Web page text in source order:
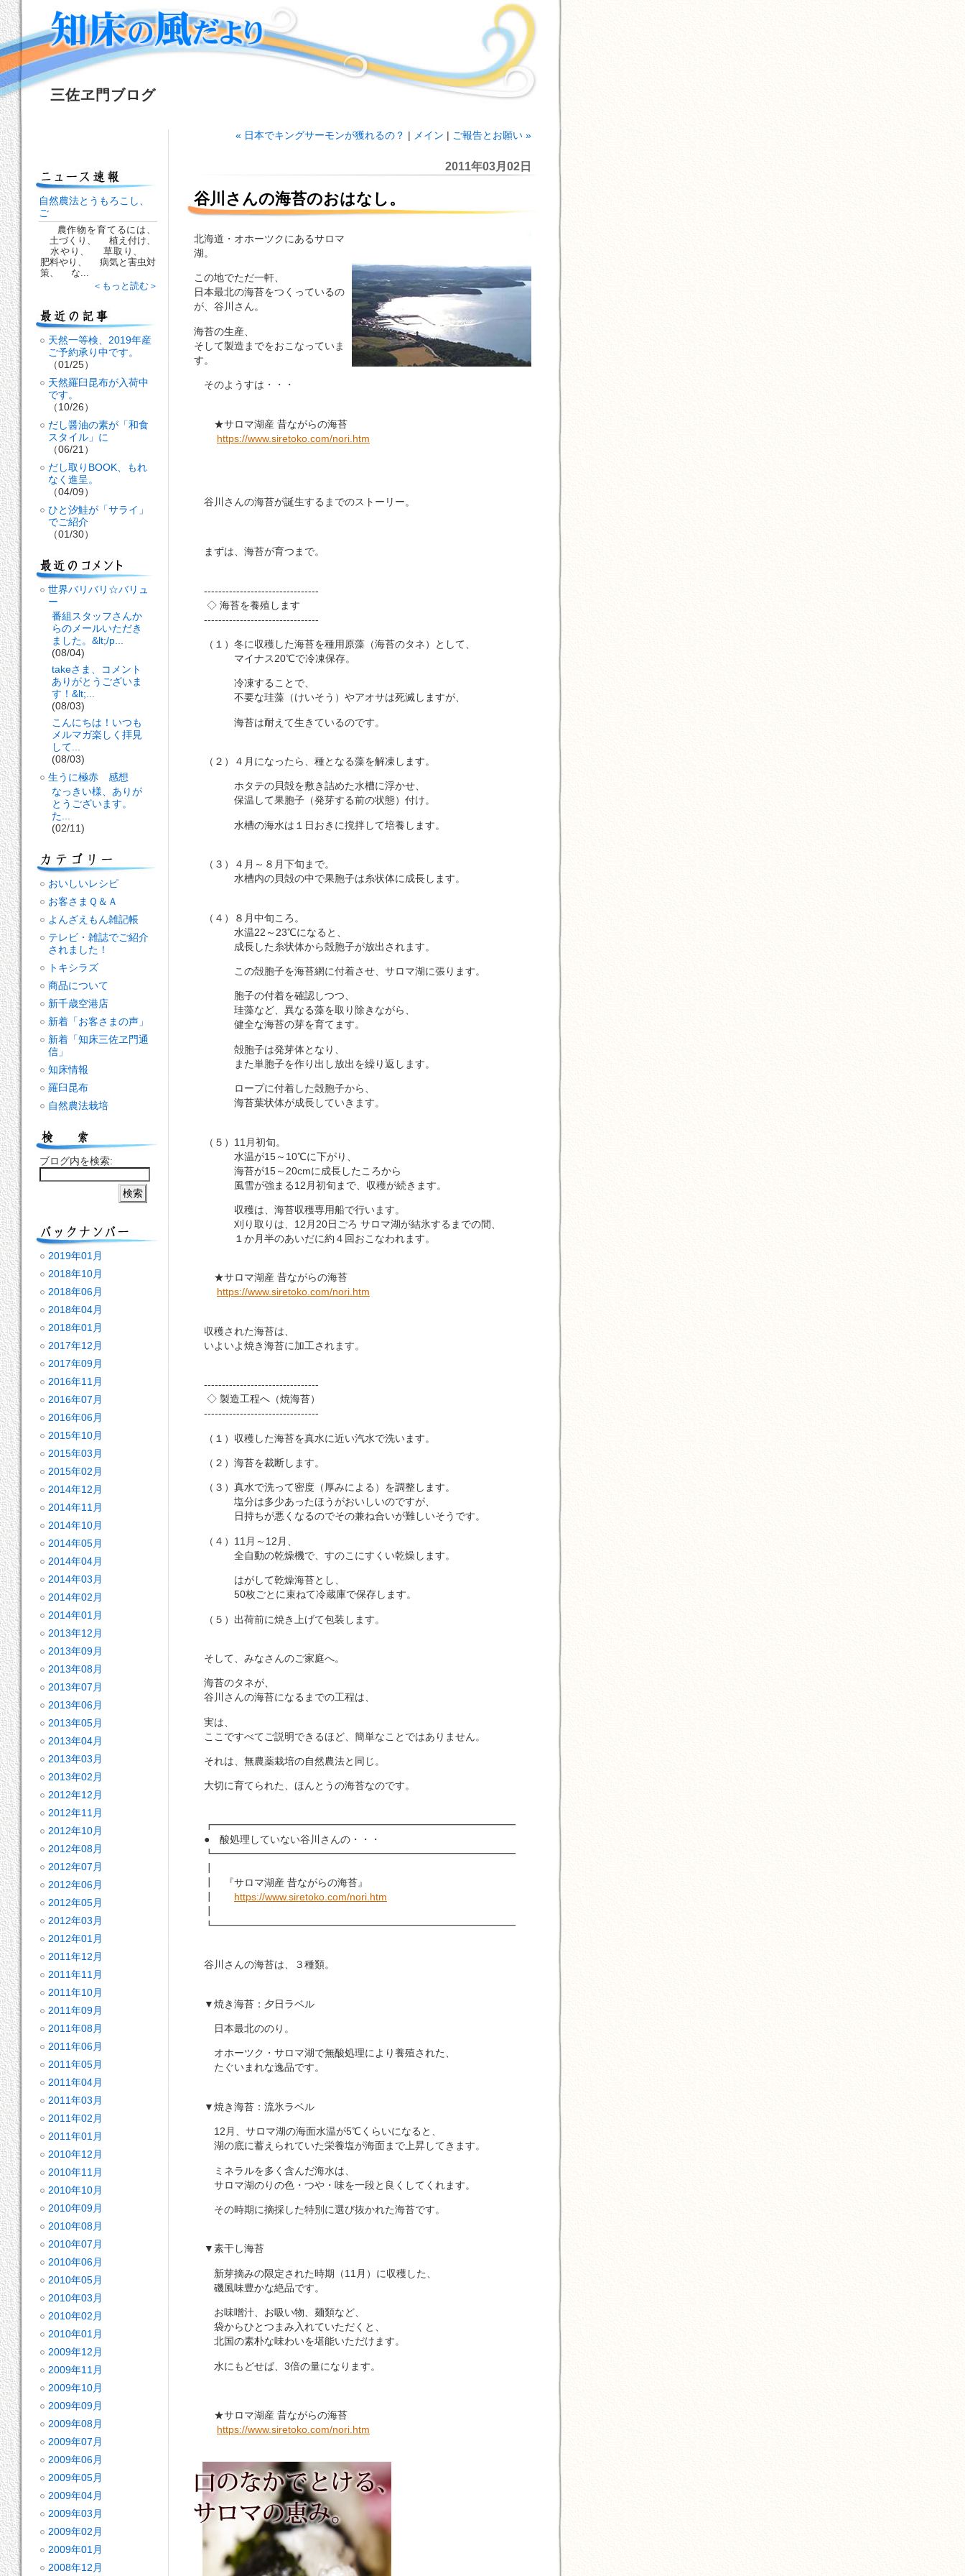
三佐ヱ門ブログ
« 日本でキングサーモンが獲れるの？ | メイン | ご報告とお願い »
2011年03月02日
谷川さんの海苔のおはなし。
北海道・オホーツクにあるサロマ
湖。
この地でただ一軒、
日本最北の海苔をつくっているの
が、谷川さん。
海苔の生産、
そして製造までをおこなっていま
す。
そのようすは・・・
★サロマ湖産 昔ながらの海苔
https://www.siretoko.com/nori.htm
谷川さんの海苔が誕生するまでのストーリー。
まずは、海苔が育つまで。
--------------------------------
◇ 海苔を養殖します
--------------------------------
（１）冬に収穫した海苔を種用原藻（海苔のタネ）として、
マイナス20℃で冷凍保存。
冷凍することで、
不要な珪藻（けいそう）やアオサは死滅しますが、
海苔は耐えて生きているのです。
（２）４月になったら、種となる藻を解凍します。
ホタテの貝殻を敷き詰めた水槽に浮かせ、
保温して果胞子（発芽する前の状態）付け。
水槽の海水は１日おきに撹拌して培養します。
（３）４月～８月下旬まで。
水槽内の貝殻の中で果胞子は糸状体に成長します。
（４）８月中旬ころ。
水温22～23℃になると、
成長した糸状体から殻胞子が放出されます。
この殻胞子を海苔網に付着させ、サロマ湖に張ります。
胞子の付着を確認しつつ、
珪藻など、異なる藻を取り除きながら、
健全な海苔の芽を育てます。
殻胞子は発芽体となり、
また単胞子を作り出し放出を繰り返します。
ロープに付着した殻胞子から、
海苔葉状体が成長していきます。
（５）11月初旬。
水温が15～10℃に下がり、
海苔が15～20cmに成長したころから
風雪が強まる12月初旬まで、収穫が続きます。
収穫は、海苔収穫専用船で行います。
刈り取りは、12月20日ごろ サロマ湖が結氷するまでの間、
１か月半のあいだに約４回おこなわれます。
★サロマ湖産 昔ながらの海苔
https://www.siretoko.com/nori.htm
収穫された海苔は、
いよいよ焼き海苔に加工されます。
--------------------------------
◇ 製造工程へ（焼海苔）
--------------------------------
（１）収穫した海苔を真水に近い汽水で洗います。
（２）海苔を裁断します。
（３）真水で洗って密度（厚みによる）を調整します。
塩分は多少あったほうがおいしいのですが、
日持ちが悪くなるのでその兼ね合いが難しいそうです。
（４）11月～12月、
全自動の乾燥機で、すのこにすくい乾燥します。
はがして乾燥海苔とし、
50枚ごとに束ねて冷蔵庫で保存します。
（５）出荷前に焼き上げて包装します。
そして、みなさんのご家庭へ。
海苔のタネが、
谷川さんの海苔になるまでの工程は、
実は、
ここですべてご説明できるほど、簡単なことではありません。
それは、無農薬栽培の自然農法と同じ。
大切に育てられた、ほんとうの海苔なのです。
┏━━━━━━━━━━━━━━━━━━━━━━━━━━━━━━
● 酸処理していない谷川さんの・・・
┗━━━━━━━━━━━━━━━━━━━━━━━━━━━━━━
┃ 『サロマ湖産 昔ながらの海苔』
https://www.siretoko.com/nori.htm
┗━━━━━━━━━━━━━━━━━━━━━━━━━━━━━━
谷川さんの海苔は、３種類。
▼焼き海苔：夕日ラベル
日本最北ののり。
オホーツク・サロマ湖で無酸処理により養殖された、
たぐいまれな逸品です。
▼焼き海苔：流氷ラベル
12月、サロマ湖の海面水温が5℃くらいになると、
湖の底に蓄えられていた栄養塩が海面まで上昇してきます。
ミネラルを多く含んだ海水は、
サロマ湖のりの色・つや・味を一段と良くしてくれます。
その時期に摘採した特別に選び抜かれた海苔です。
▼素干し海苔
新芽摘みの限定された時期（11月）に収穫した、
磯風味豊かな絶品です。
お味噌汁、お吸い物、麺類など、
袋からひとつまみ入れていただくと、
北国の素朴な味わいを堪能いただけます。
水にもどせば、3倍の量になります。
★サロマ湖産 昔ながらの海苔
https://www.siretoko.com/nori.htm
自然農法とうもろこし、
ご
農作物を育てるには、
土づくり、 植え付け、
水やり、 草取り、
肥料やり、 病気と害虫対
策、 な...
＜もっと読む＞
天然一等検、2019年産
ご予約承り中です。
（01/25）
天然羅臼昆布が入荷中
です。
（10/26）
だし醤油の素が「和食
スタイル」に
（06/21）
だし取りBOOK、もれ
なく進呈。
（04/09）
ひと汐鮭が「サライ」
でご紹介
（01/30）
世界バリバリ☆バリュ
ー
番組スタッフさんか
らのメールいただき
ました。&lt;/p...
(08/04)
takeさま、コメント
ありがとうございま
す！&lt;...
(08/03)
こんにちは！いつも
メルマガ楽しく拝見
して...
(08/03)
生うに極赤 感想
なっきい様、ありが
とうございます。
た...
(02/11)
おいしいレシピ
お客さまＱ＆Ａ
よんざえもん雑記帳
テレビ・雑誌でご紹介
されました！
トキシラズ
商品について
新千歳空港店
新着「お客さまの声」
新着「知床三佐ヱ門通
信」
知床情報
羅臼昆布
自然農法栽培
ブログ内を検索:
2019年01月
2018年10月
2018年06月
2018年04月
2018年01月
2017年12月
2017年09月
2016年11月
2016年07月
2016年06月
2015年10月
2015年03月
2015年02月
2014年12月
2014年11月
2014年10月
2014年05月
2014年04月
2014年03月
2014年02月
2014年01月
2013年12月
2013年09月
2013年08月
2013年07月
2013年06月
2013年05月
2013年04月
2013年03月
2013年02月
2012年12月
2012年11月
2012年10月
2012年08月
2012年07月
2012年06月
2012年05月
2012年03月
2012年01月
2011年12月
2011年11月
2011年10月
2011年09月
2011年08月
2011年06月
2011年05月
2011年04月
2011年03月
2011年02月
2011年01月
2010年12月
2010年11月
2010年10月
2010年09月
2010年08月
2010年07月
2010年06月
2010年05月
2010年03月
2010年02月
2010年01月
2009年12月
2009年11月
2009年10月
2009年09月
2009年08月
2009年07月
2009年06月
2009年05月
2009年04月
2009年03月
2009年02月
2009年01月
2008年12月